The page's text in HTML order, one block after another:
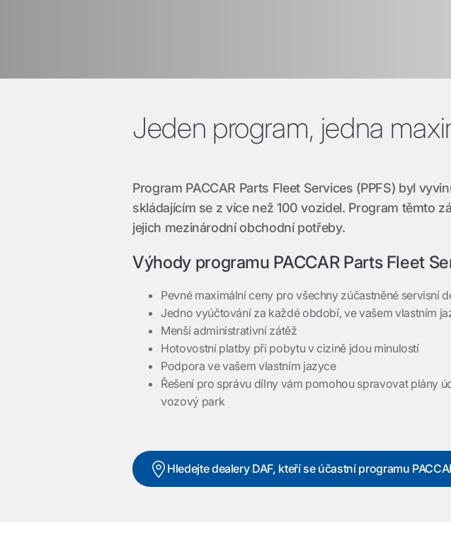
Jeden program, jedna
Program PACCAR Parts Fleet Services (PPFS) byl
skládajícím se z více než 100 vozidel. Program těmto
jejich mezinárodní obchodní potřeby.
Výhody programu PACCAR Parts Fleet
Pevné maximální ceny pro všechny zúčastněné servisní
Jedno vyúčtování za každé období, ve vašem vlastním
Menší administrativní zátěž
Hotovostní platby při pobytu v cizině jdou minulostí
Podpora ve vašem vlastním jazyce
Řešení pro správu dílny vám pomohou spravovat plány
vozový park
Hledejte dealery DAF, kteří se účastní programu